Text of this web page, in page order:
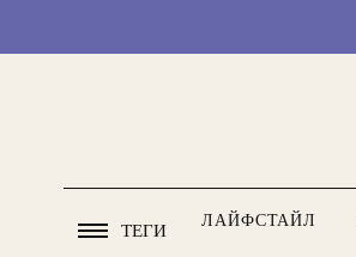
ТЕГИ
ЛАЙФСТАЙЛ